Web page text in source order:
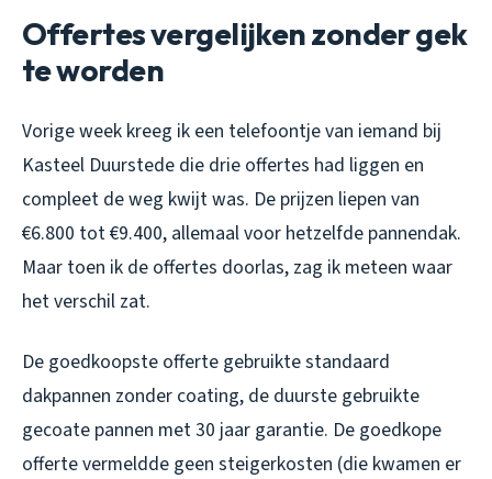
Offertes vergelijken zonder gek
te worden
Vorige week kreeg ik een telefoontje van iemand bij
Kasteel Duurstede die drie offertes had liggen en
compleet de weg kwijt was. De prijzen liepen van
€6.800 tot €9.400, allemaal voor hetzelfde pannendak.
Maar toen ik de offertes doorlas, zag ik meteen waar
het verschil zat.
De goedkoopste offerte gebruikte standaard
dakpannen zonder coating, de duurste gebruikte
gecoate pannen met 30 jaar garantie. De goedkope
offerte vermeldde geen steigerkosten (die kwamen er